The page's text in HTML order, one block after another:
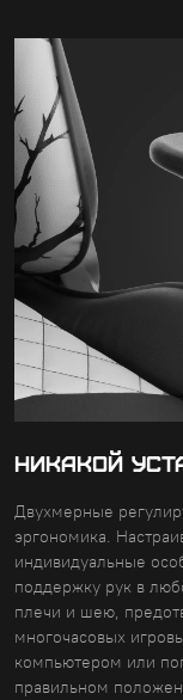
НИКАКОЙ
Двухмерные
эргономика.
индивидуальные
поддержку рук в
плечи и шею,
многочасовых
компьютером или
правильном